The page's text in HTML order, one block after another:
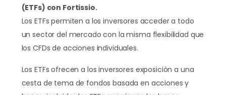
(ETFs) con Fortissio.
Los ETFs permiten a los inversores acceder a todo
un sector del mercado con la misma flexibilidad que
los CFDs de acciones individuales.
Los ETFs ofrecen a los inversores exposición a una
cesta de tema de fondos basada en acciones y